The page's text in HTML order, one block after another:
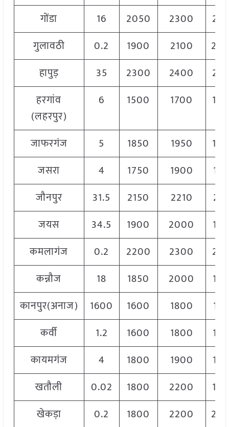
गोंडा
16 2050 2300
गुलावठी
0.2 1900 2100
हापुड़
35 2300 2400
हरगांव
(लहरपुर)
6 1500 1700
जाफरगंज 5 1850 1950
जसरा
4 1750 1900
जौनपुर
31.5 2150 2210
जयस
34.5 1900 2000
कमलागंज
0.2 2200 2300
कन्नौज
18 1850 2000
कानपुर(अनाज)
1600 1600 1800
कर्वी
1.2 1600 1800
कायमगंज
4 1800 1900
खतौली
0.02 1800 2200
खेकड़ा
0.2 1800 2200